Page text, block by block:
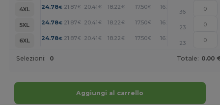
4XL
24.78€ 21.87€ 20.41€ 18.22€ 17.50€ 16.77
36
5XL
24.78€ 21.87€ 20.41€ 18.22€ 17.50€ 16.77
23
6XL
24.78€ 21.87€ 20.41€ 18.22€ 17.50€ 16.77
23
Selezioni: 0 Totale: 0.00
Aggiungi al carrello